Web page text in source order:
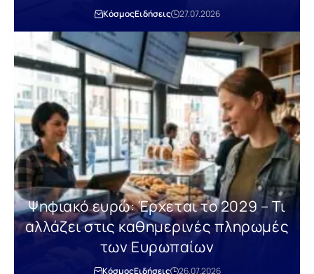
ΚόσμοςΕιδήσεις 27.07.2026
Ψηφιακό ευρώ: Έρχεται το 2029 – Τι
αλλάζει στις καθημερινές πληρωμές
των Ευρωπαίων
ΚόσμοςΕιδήσεις 26.07.2026